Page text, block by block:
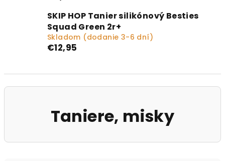
SKIP HOP Tanier silikónový Besties
Squad Green 2r+
Skladom (dodanie 3-6 dní)
€12,95
Taniere, misky